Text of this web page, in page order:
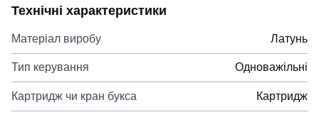
Технічні характеристики
Матеріал виробу Латунь
Тип керування Одноважільні
Картридж чи кран букса Картридж